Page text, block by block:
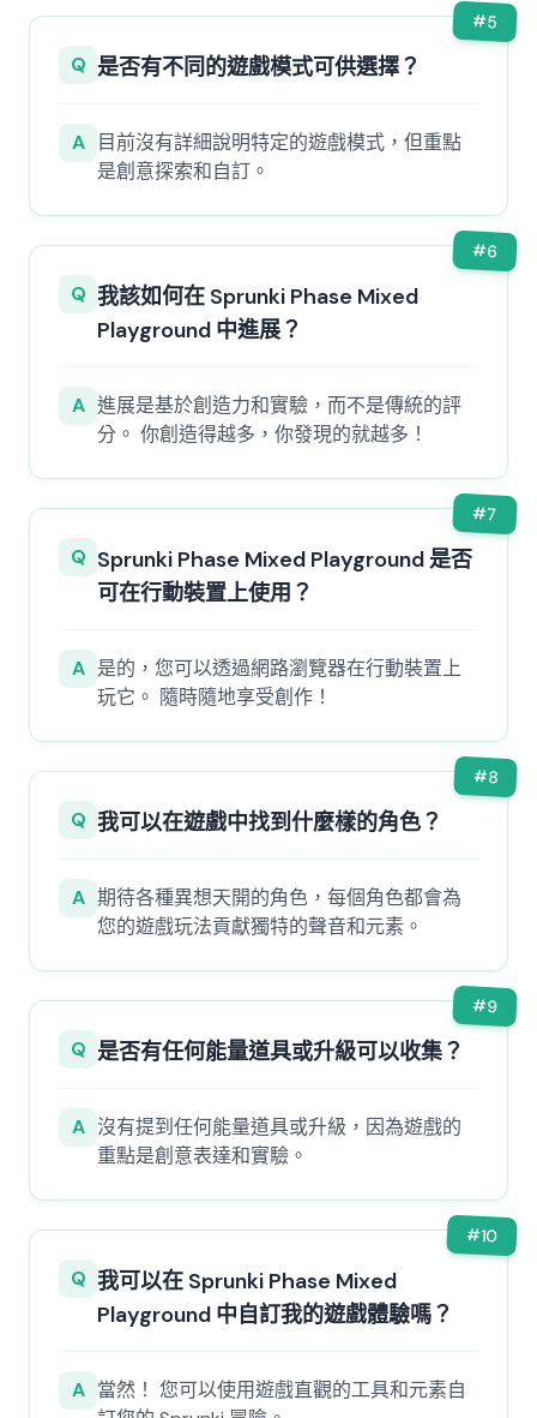
#5
Q 是否有不同的遊戲模式可供選擇？
A
目前沒有詳細說明特定的遊戲模式，但重點
是創意探索和自訂。
#6
Q 我該如何在 Sprunki Phase Mixed
Playground 中進展？
A 進展是基於創造力和實驗，而不是傳統的評
分。 你創造得越多，你發現的就越多！
#7
Q Sprunki Phase Mixed Playground 是否
可在行動裝置上使用？
A 是的，您可以透過網路瀏覽器在行動裝置上
玩它。 隨時隨地享受創作！
#8
Q 我可以在遊戲中找到什麼樣的角色？
A 期待各種異想天開的角色，每個角色都會為
您的遊戲玩法貢獻獨特的聲音和元素。
#9
Q 是否有任何能量道具或升級可以收集？
A 沒有提到任何能量道具或升級，因為遊戲的
重點是創意表達和實驗。
#10
Q 我可以在 Sprunki Phase Mixed
Playground 中自訂我的遊戲體驗嗎？
A 當然！ 您可以使用遊戲直觀的工具和元素自